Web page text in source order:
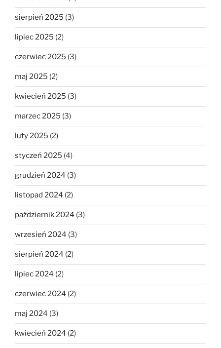
sierpień 2025 (3)
lipiec 2025 (2)
czerwiec 2025 (3)
maj 2025 (2)
kwiecień 2025 (3)
marzec 2025 (3)
luty 2025 (2)
styczeń 2025 (4)
grudzień 2024 (3)
listopad 2024 (2)
październik 2024 (3)
wrzesień 2024 (3)
sierpień 2024 (2)
lipiec 2024 (2)
czerwiec 2024 (2)
maj 2024 (3)
kwiecień 2024 (2)